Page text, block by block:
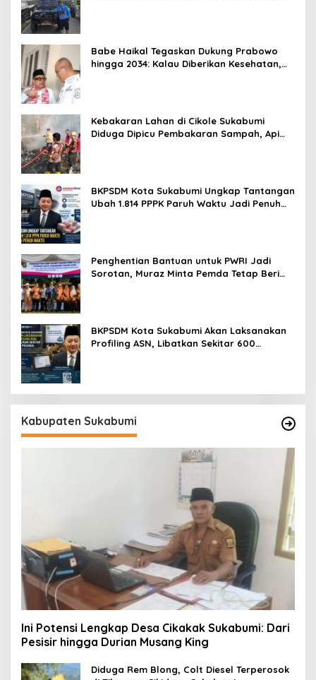
Babe Haikal Tegaskan Dukung Prabowo
hingga 2034: Kalau Diberikan Kesehatan,
Kebakaran Lahan di Cikole Sukabumi
Diduga Dipicu Pembakaran Sampah, Api
BKPSDM Kota Sukabumi Ungkap Tantangan
Ubah 1.814 PPPK Paruh Waktu Jadi Penuh
Penghentian Bantuan untuk PWRI Jadi
Sorotan, Muraz Minta Pemda Tetap Beri
BKPSDM Kota Sukabumi Akan Laksanakan
Profiling ASN, Libatkan Sekitar 600
Kabupaten Sukabumi
Ini Potensi Lengkap Desa Cikakak Sukabumi: Dari
Pesisir hingga Durian Musang King
Diduga Rem Blong, Colt Diesel Terperosok